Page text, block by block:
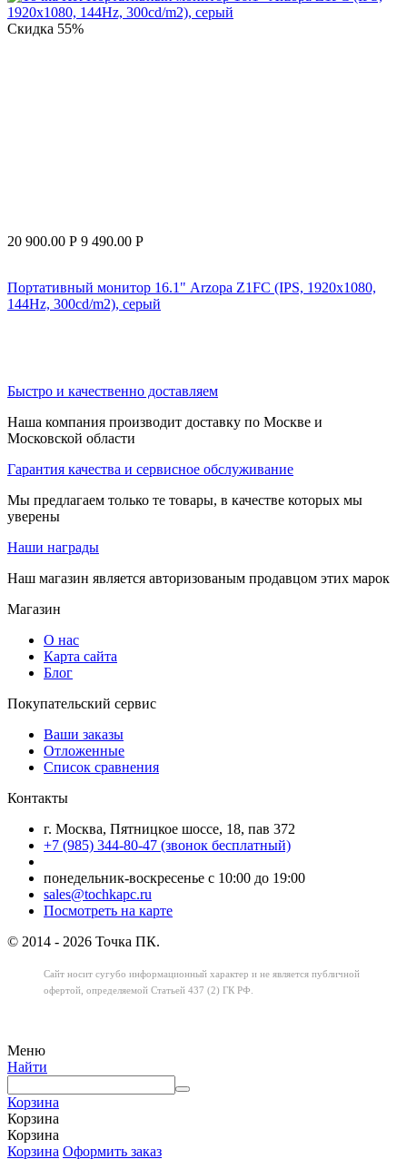
Скидка 55%
20 900.00 Р 9 490.00 Р
Портативный монитор 16.1" Arzopa Z1FC (IPS, 1920x1080,
144Hz, 300cd/m2), серый
Быстро и качественно доставляем
Наша компания производит доставку по Москве и
Московской области
Гарантия качества и сервисное обслуживание
Мы предлагаем только те товары, в качестве которых мы
уверены
Наши награды
Наш магазин является авторизованым продавцом этих марок
Магазин
О нас
Карта сайта
Блог
Покупательский сервис
Ваши заказы
Отложенные
Список сравнения
Контакты
г. Москва, Пятницкое шоссе, 18, пав 372
+7 (985) 344-80-47 (звонок бесплатный)
понедельник-воскресенье с 10:00 до 19:00
sales@tochkapc.ru
Посмотреть на карте
© 2014 - 2026 Точка ПК.
Сайт носит сугубо информационный характер и не является публичной
офертой, определяемой Статьей 437 (2) ГК РФ.
Меню
Найти
Корзина
Корзина
Корзина
Корзина Оформить заказ